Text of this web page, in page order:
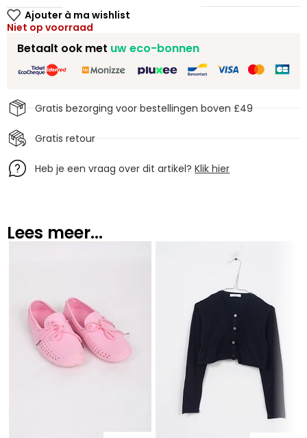
Niet op voorraad
Gratis bezorging voor bestellingen boven £49
Gratis retour
Heb je een vraag over dit artikel?Klik hier
Betaalt ook met uw eco-bonnen
Lees meer...